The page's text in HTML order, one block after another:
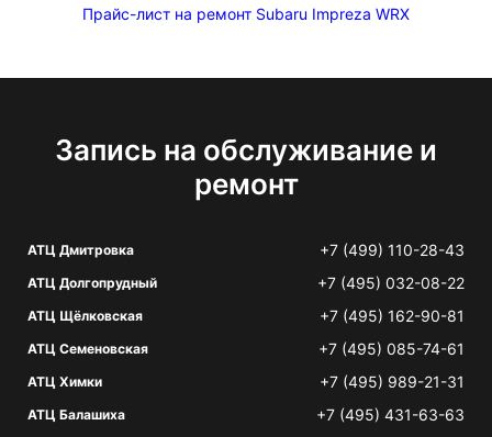
Прайс-лист на ремонт Subaru Impreza WRX
Запись на обслуживание и
ремонт
АТЦ Дмитровка +7 (499) 110-28-43
АТЦ Долгопрудный +7 (495) 032-08-22
АТЦ Щёлковская +7 (495) 162-90-81
АТЦ Семеновская +7 (495) 085-74-61
АТЦ Химки +7 (495) 989-21-31
АТЦ Балашиха +7 (495) 431-63-63